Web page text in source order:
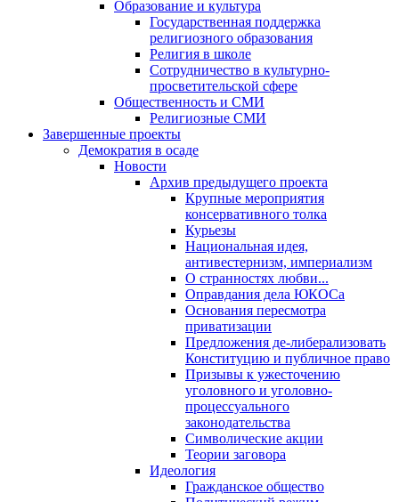
Образование и культура
Государственная поддержка
религиозного образования
Религия в школе
Сотрудничество в культурно-
просветительской сфере
Общественность и СМИ
Религиозные СМИ
Завершенные проекты
Демократия в осаде
Новости
Архив предыдущего проекта
Крупные мероприятия
консервативного толка
Курьезы
Национальная идея,
антивестернизм, империализм
О странностях любви...
Оправдания дела ЮКОСа
Основания пересмотра
приватизации
Предложения де-либерализовать
Конституцию и публичное право
Призывы к ужесточению
уголовного и уголовно-
процессуального
законодательства
Символические акции
Теории заговора
Идеология
Гражданское общество